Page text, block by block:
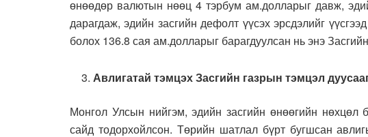
өнөөдөр валютын нөөц 4 тэрбум ам.долларыг давж,
дарагдаж, эдийн засгийн дефолт үүсэх эрсдэлийг
болох 136.8 сая ам.долларыг барагдуулсан нь энэ
Авлигатай тэмцэх Засгийн газрын тэмцэл
Монгол Улсын нийгэм, эдийн засгийн өнөөгийн
сайд тодорхойлсон. Төрийн шатлал бүрт бугшсан